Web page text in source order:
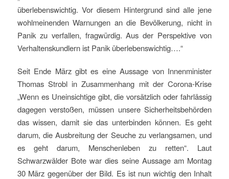
überlebenswichtig. Vor diesem Hintergrund sind alle jene
wohlmeinenden Warnungen an die Bevölkerung, nicht in
Panik zu verfallen, fragwürdig. Aus der Perspektive von
Verhaltenskundlern ist Panik überlebenswichtig….“
Seit Ende März gibt es eine Aussage von Innenminister
Thomas Strobl in Zusammenhang mit der Corona-Krise
„Wenn es Uneinsichtige gibt, die vorsätzlich oder fahrlässig
dagegen verstoßen, müssen unsere Sicherheitsbehörden
das wissen, damit sie das unterbinden können. Es geht
darum, die Ausbreitung der Seuche zu verlangsamen, und
es geht darum, Menschenleben zu retten“. Laut
Schwarzwälder Bote war dies seine Aussage am Montag
30 März gegenüber der Bild. Es ist nun wichtig den Inhalt